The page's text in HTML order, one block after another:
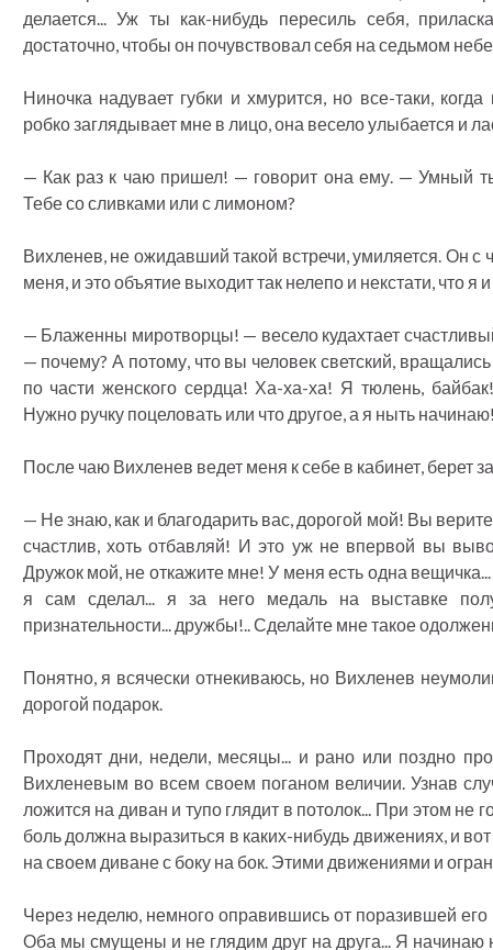
делается... Уж ты как-нибудь пересиль себя,
достаточно, чтобы он почувствовал себя на седьмом
Ниночка надувает губки и хмурится, но все-таки,
робко заглядывает мне в лицо, она весело улыбается и
— Как раз к чаю пришел! — говорит она ему. — Умный
Тебе со сливками или с лимоном?
Вихленев, не ожидавший такой встречи, умиляется. Он с
меня, и это объятие выходит так нелепо и некстати, что я
— Блаженны миротворцы! — весело кудахтает
— почему? А потому, что вы человек светский,
по части женского сердца! Ха-ха-ха! Я тюлень,
Нужно ручку поцеловать или что другое, а я ныть
После чаю Вихленев ведет меня к себе в кабинет, берет
— Не знаю, как и благодарить вас, дорогой мой! Вы
счастлив, хоть отбавляй! И это уж не впервой вы
Дружок мой, не откажите мне! У меня есть одна
я сам сделал... я за него медаль на выставке
признательности... дружбы!.. Сделайте мне такое
Понятно, я всячески отнекиваюсь, но Вихленев
дорогой подарок.
Проходят дни, недели, месяцы... и рано или поздно
Вихленевым во всем своем поганом величии. Узнав
ложится на диван и тупо глядит в потолок... При этом не
боль должна выразиться в каких-нибудь движениях, и
на своем диване с боку на бок. Этими движениями и
Через неделю, немного оправившись от поразившей
Оба мы смущены и не глядим друг на друга... Я начинаю